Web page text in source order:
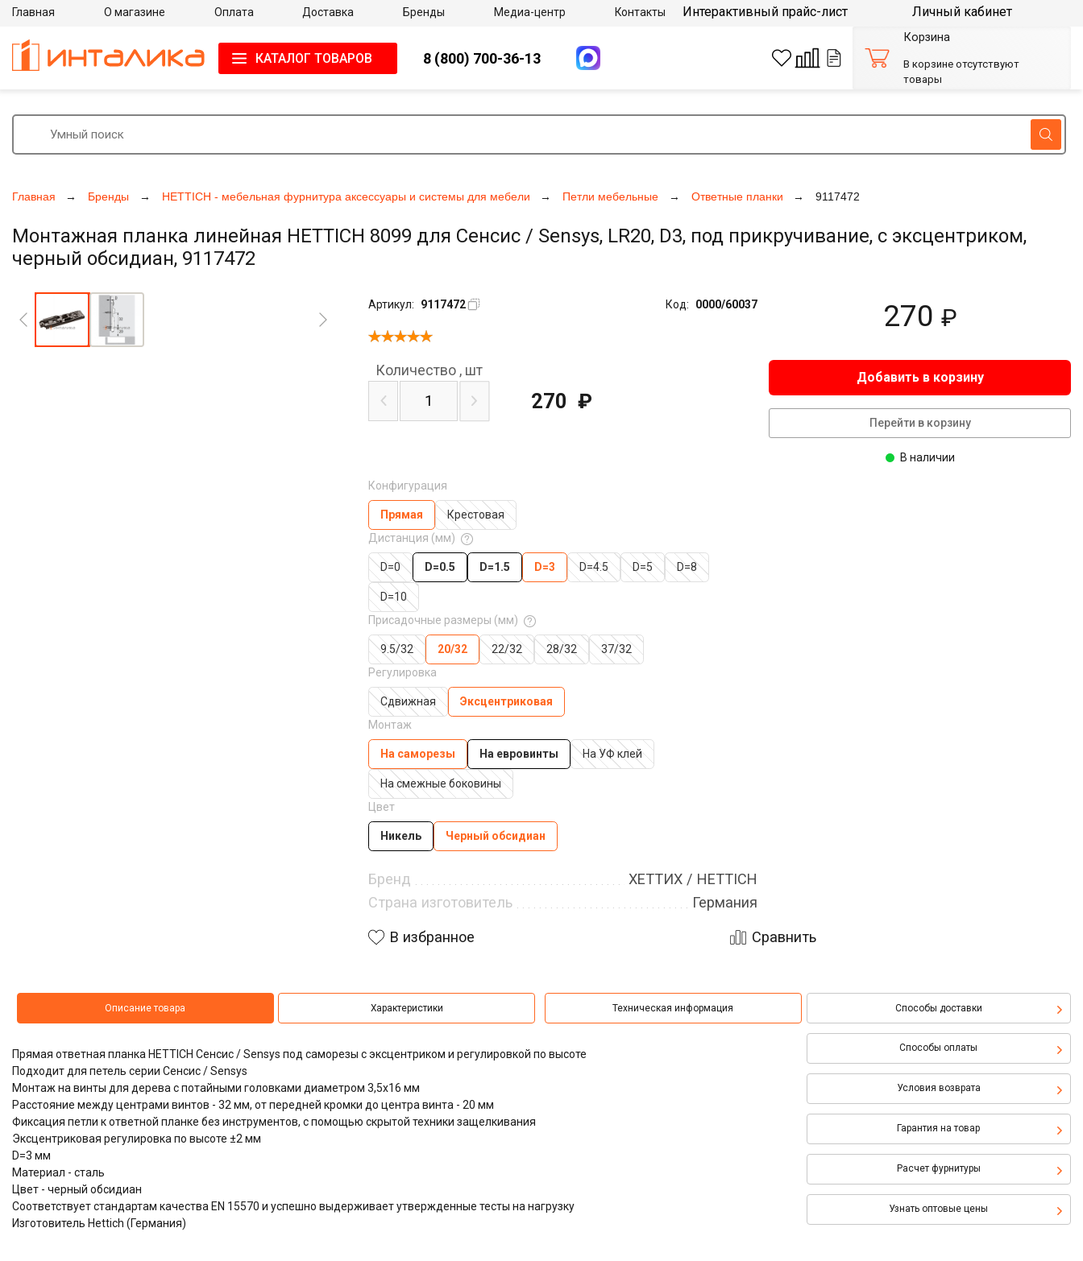
Главная Бренды HETTICH - мебельная фурнитура аксессуары и системы для мебели Петли мебельные Ответные планки 9117472
Монтажная планка линейная HETTICH 8099 для Сенсис / Sensys, LR20, D3, под прикручивание, с эксцентриком,
черный обсидиан, 9117472
Артикул: 9117472 Код: 0000/60037 270 ₽
Конфигурация
Прямая
Крестовая
Дистанция (мм)
D=0 D=0.5 D=1.5 D=3 D=4.5 D=5 D=8
D=10
Присадочные размеры (мм)
9.5/32 20/32 22/32 28/32
37/32
Регулировка
Сдвижная
Эксцентриковая
Монтаж
На саморезы На евровинты На УФ клей
На смежные боковины
Цвет
Никель Черный обсидиан
Бренд
ХЕТТИХ / HETTICH
Страна изготовитель
Германия
Количество , шт
270 ₽
Добавить в корзину
Перейти в корзину
В наличии
В избранное Сравнить
Описание товара Характеристики Техническая информация Способы доставки
Способы оплаты
Условия возврата
Гарантия на товар
Расчет фурнитуры
Узнать оптовые цены
Прямая ответная планка HETTICH Сенсис / Sensys под саморезы с эксцентриком и регулировкой по высоте
Подходит для петель серии Сенсис / Sensys
Монтаж на винты для дерева с потайными головками диаметром 3,5х16 мм
Расстояние между центрами винтов - 32 мм, от передней кромки до центра винта - 20 мм
Фиксация петли к ответной планке без инструментов, с помощью скрытой техники защелкивания
Эксцентриковая регулировка по высоте ±2 мм
D=3 мм
Материал - сталь
Цвет - черный обсидиан
Соответствует стандартам качества EN 15570 и успешно выдерживает утвержденные тесты на нагрузку
Изготовитель Hettich (Германия)
Главная О магазине Оплата Доставка Бренды Медиа-центр Контакты Интерактивный прайс-лист Личный кабинет
КАТАЛОГ ТОВАРОВ 8 (800) 700-36-13
Корзина
В корзине отсутствуют
товары